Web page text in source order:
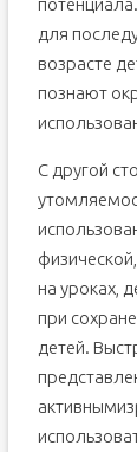
для
возрасте
познают
С другой
на уроках,
при
детей.